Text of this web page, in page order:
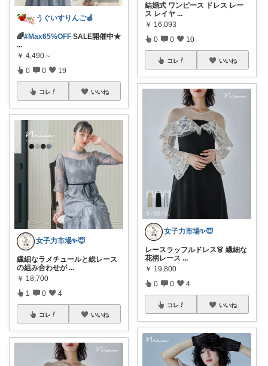
うぐいすりんご🍎
🌈#Max65%OFF SALE開催中★
...
￥ 4,490～
0 0 19
コレ いいね
女子力市場✨😇
繊細なラメチュールと総レース
の組み合わせが ...
￥ 18,700
1 0 4
コレ いいね
結婚式 ワンピース ドレス レー
ス レイヤ ...
￥ 16,093
0 0 10
コレ いいね
女子力市場✨😇
レースラッフルドレス👗 繊細な
花柄レース ...
￥ 19,800
0 0 4
コレ いいね